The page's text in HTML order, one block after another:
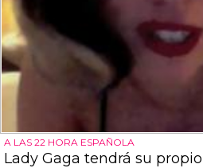
A LAS 22 HORA ESPAÑOLA
Lady Gaga tendrá su